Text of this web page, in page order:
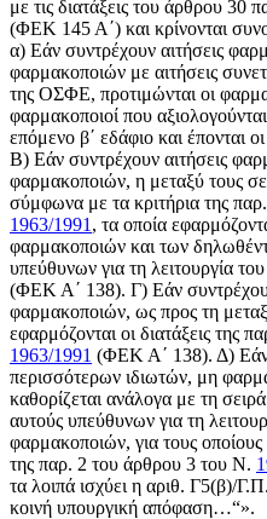
με τις διατάξεις του άρθρου 30
(ΦΕΚ 145 Α΄) και κρίνονται
α) Εάν συντρέχουν αιτήσεις
φαρμακοποιών με αιτήσεις
της ΟΣΦΕ, προτιμώνται οι
φαρμακοποιοί που
επόμενο β΄ εδάφιο και έπονται
Β) Εάν συντρέχουν αιτήσεις
φαρμακοποιών, η μεταξύ τους
σύμφωνα με τα κριτήρια της
1963/1991 , τα οποία
φαρμακοποιών και των
υπεύθυνων για τη λειτουργία
(ΦΕΚ Α΄ 138). Γ) Εάν
φαρμακοποιών, ως προς τη
εφαρμόζονται οι διατάξεις της
1963/1991 (ΦΕΚ Α΄ 138). Δ) Εάν
περισσότερων ιδιωτών, μη
καθορίζεται ανάλογα με τη
αυτούς υπεύθυνων για τη
φαρμακοποιών, για τους οποίους
της παρ. 2 του άρθρου 3 του Ν.
τα λοιπά ισχύει η αριθ. Γ5(β)/
κοινή υπουργική απόφαση…“».